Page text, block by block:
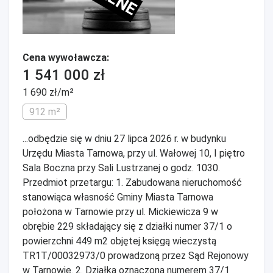
Cena wywoławcza:
1 541 000 zł
1 690 zł/m²
912 m²
...odbędzie się w dniu 27 lipca 2026 r. w budynku
Urzędu Miasta Tarnowa, przy ul. Wałowej 10, I piętro
Sala Boczna przy Sali Lustrzanej o godz. 1030.
Przedmiot przetargu: 1. Zabudowana nieruchomość
stanowiąca własność Gminy Miasta Tarnowa
położona w Tarnowie przy ul. Mickiewicza 9 w
obrębie 229 składający się z działki numer 37/1 o
powierzchni 449 m2 objętej księgą wieczystą
TR1T/00032973/0 prowadzoną przez Sąd Rejonowy
w Tarnowie. 2. Działka oznaczona numerem 37/1